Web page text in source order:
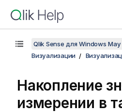
Qlik Sense для Windows
Визуализации
Накопление
измерении в